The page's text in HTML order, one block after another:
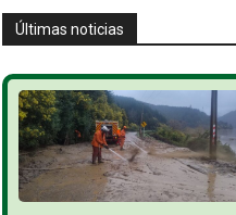
Últimas noticias